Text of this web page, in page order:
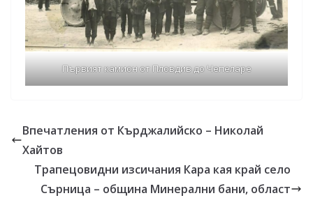
Първият камион от Пловдив до Чепеларе
Впечатления от Кърджалийско – Николай
Хайтов
Трапецовидни изсичания Кара кая край село
Сърница – община Минерални бани, област